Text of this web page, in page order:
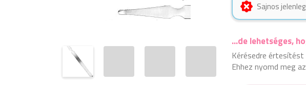
Sajnos
...de lehetséges,
Kérésedre értesítést
Ehhez nyomd meg